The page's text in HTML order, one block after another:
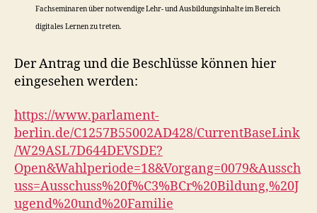
Fachseminaren über notwendige Lehr- und Ausbildungsinhalte im Bereich
digitales Lernen zu treten.
Der Antrag und die Beschlüsse können hier
eingesehen werden:
https://www.parlament-
berlin.de/C1257B55002AD428/CurrentBaseLink
/W29ASL7D644DEVSDE?
Open&Wahlperiode=18&Vorgang=0079&Aussch
uss=Ausschuss%20f%C3%BCr%20Bildung,%20J
ugend%20und%20Familie